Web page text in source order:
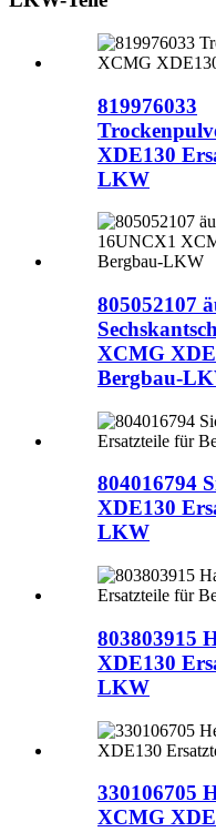
819976033
XDE130
LKW
805052107
XCMG
Bergbau-
804016794
XDE130
LKW
803803915
XDE130
LKW
330106705
XCMG